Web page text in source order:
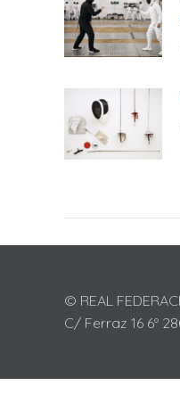
© REAL
C/ Ferraz 16 6º